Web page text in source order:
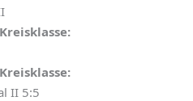
II 5:5